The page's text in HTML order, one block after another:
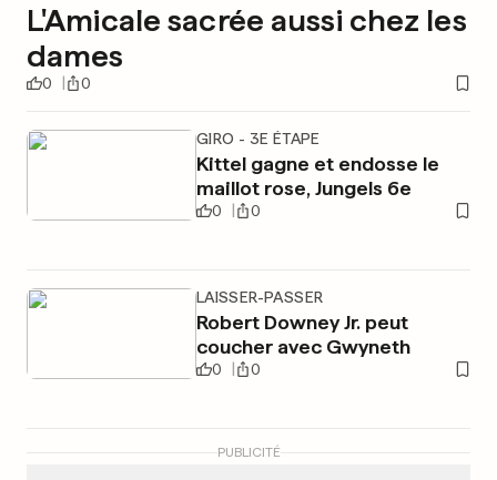
L'Amicale sacrée aussi chez les
dames
0 0
GIRO - 3E ÉTAPE
Kittel gagne et endosse le
maillot rose, Jungels 6e
0 0
LAISSER-PASSER
Robert Downey Jr. peut
coucher avec Gwyneth
0 0
PUBLICITÉ